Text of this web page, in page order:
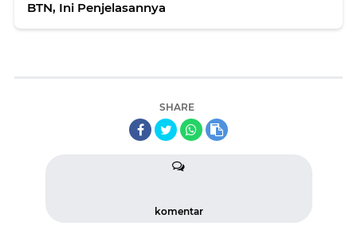
BTN, Ini Penjelasannya
SHARE
komentar